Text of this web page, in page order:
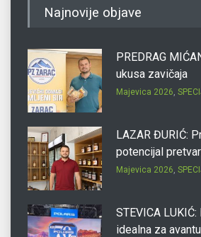
Najnovije objave
PREDRAG
ukusa zavičaja
Majevica 2026,
LAZAR ĐURIĆ:
potencijal
Majevica 2026,
STEVICA
idealna za